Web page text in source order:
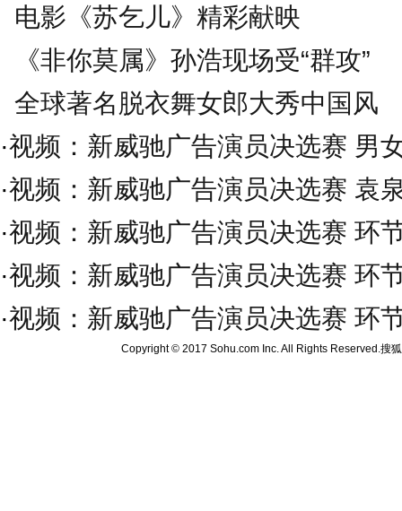
电影《苏乞儿》精彩献映
《非你莫属》孙浩现场受“群攻”
全球著名脱衣舞女郎大秀中国风
·视频：新威驰广告演员决选赛 男
·视频：新威驰广告演员决选赛 袁
·视频：新威驰广告演员决选赛 环
·视频：新威驰广告演员决选赛 环
·视频：新威驰广告演员决选赛 环
Copyright © 2017 Sohu.com Inc. All Rights Reserved.搜